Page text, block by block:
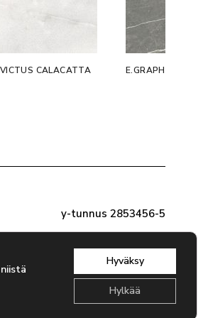
CALACATTA E.GRAPHITE
y-tunnus 2853456-5
Hyväksy
Hylkää